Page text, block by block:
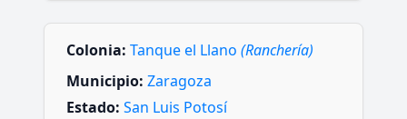
Colonia: Tanque el Llano (Ranchería)
Municipio: Zaragoza
Estado: San Luis Potosí